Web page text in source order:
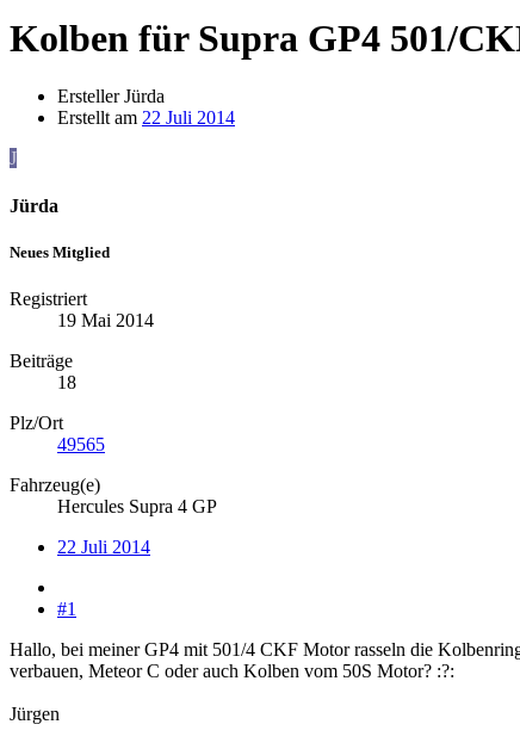
Kolben für Supra GP4 501/
ErstellerJürda
Erstellt am 22 Juli 2014
J
Jürda
Neues Mitglied
Registriert
19 Mai 2014
Beiträge
18
Plz/Ort
49565
Fahrzeug(e)
Hercules Supra 4 GP
22 Juli 2014
#1
Hallo, bei meiner GP4 mit 501/4 CKF Motor rasseln die
verbauen, Meteor C oder auch Kolben vom 50S Motor? :?:
Jürgen